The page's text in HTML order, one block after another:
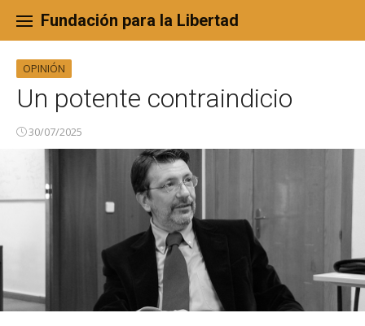
content
Fundación para la Libertad
OPINIÓN
Un potente contraindicio
30/07/2025